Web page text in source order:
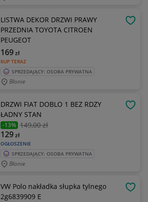
LISTWA DEKOR DRZWI PRAWY
PRZEDNIA TOYOTA CITROEN
PEUGEOT
KUP TERAZ
169zł
SPRZEDAJĄCY: OSOBA PRYWATNA
Błonie
DRZWI FIAT DOBLO 1 BEZ RDZY
ŁADNY STAN
-13% 149,00 zł
OGŁOSZENIE
129zł
SPRZEDAJĄCY: OSOBA PRYWATNA
Błonie
VW Polo nakładka słupka tylnego
2g6839909 E